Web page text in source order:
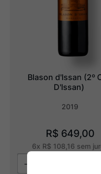
Blason d'Issan (2º
D'Issan)
2019
R$ 649,00
6x R$ 108 16 sem